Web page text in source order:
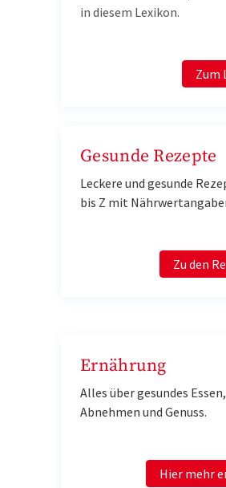
in diesem Lexikon.
Zum
Gesunde Rezepte
Leckere und gesunde
bis Z mit
Zu den
Ernährung
Alles über gesundes Essen,
Abnehmen und Genuss.
Hier mehr